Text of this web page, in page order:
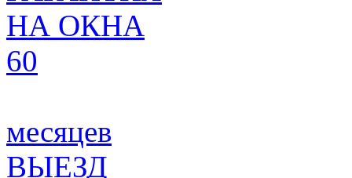
НА ОКНА
60
месяцев
ВЫЕЗД